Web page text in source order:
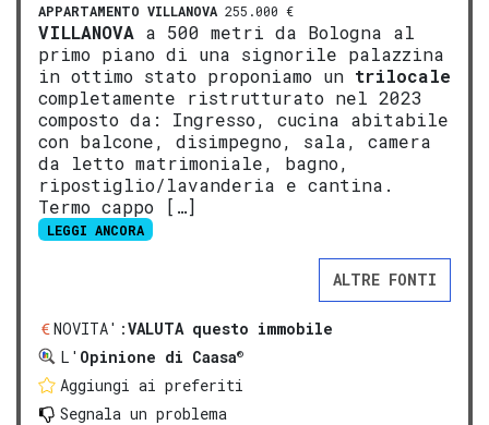
APPARTAMENTO VILLANOVA 255.000 €
VILLANOVA a 500 metri da Bologna al
primo piano di una signorile palazzina
in ottimo stato proponiamo un trilocale
completamente ristrutturato nel 2023
composto da: Ingresso, cucina abitabile
con balcone, disimpegno, sala, camera
da letto matrimoniale, bagno,
ripostiglio/lavanderia e cantina.
Termo cappo […]
LEGGI ANCORA
ALTRE FONTI
NOVITA':VALUTA questo immobile
L' Opinione di Caasa®
Aggiungi ai preferiti
Segnala un problema